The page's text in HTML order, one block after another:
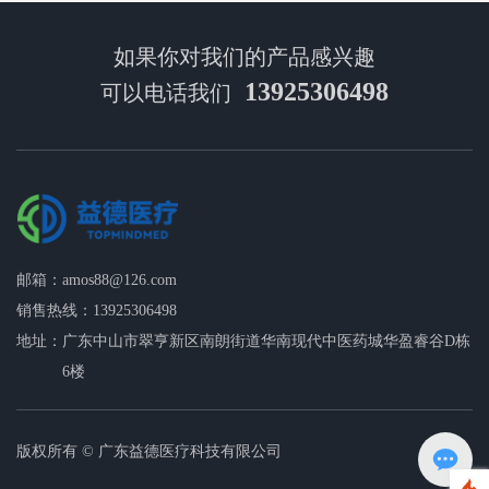
如果你对我们的产品感兴趣
可以电话我们
13925306498
邮箱： amos88@126.com
销售热线： 13925306498
地址： 广东中山市翠亨新区南朗街道华南现代中医药城华盈睿谷D栋
6楼
版权所有 © 广东益德医疗科技有限公司